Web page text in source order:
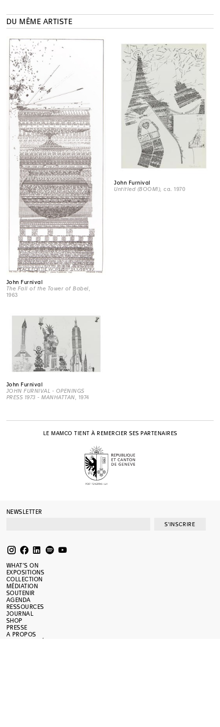
DU MÊME ARTISTE
John Furnival
The Fall of the Tower of Babel
1963
John Furnival
Untitled (BOOM!) , ca. 1970
John Furnival
JOHN FURNIVAL - OPENINGS
PRESS 1973 - MANHATTAN , 1974
LE MAMCO TIENT À REMERCIER SES PARTENAIRES
NEWSLETTER
S'INSCRIRE
WHAT’S ON
EXPOSITIONS
COLLECTION
MÉDIATION
SOUTENIR
AGENDA
RESSOURCES
JOURNAL
SHOP
PRESSE
A PROPOS